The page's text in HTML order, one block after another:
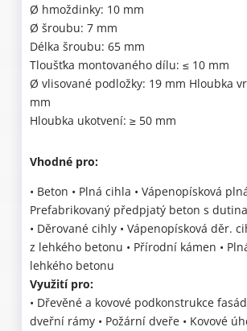
Ø hmoždinky: 10 mm
Ø šroubu: 7 mm
Délka šroubu: 65 mm
Tloušťka montovaného dílu: ≤ 10 mm
Ø vlisované podložky: 19 mm Hloubka
mm
Hloubka ukotvení: ≥ 50 mm
Vhodné pro:
• Beton • Plná cihla • Vápenopísková
Prefabrikovaný předpjatý beton s
• Děrované cihly • Vápenopísková děr.
z lehkého betonu • Přírodní kámen •
lehkého betonu
Využití pro:
• Dřevěné a kovové podkonstrukce
dveřní rámy • Požární dveře • Kovové